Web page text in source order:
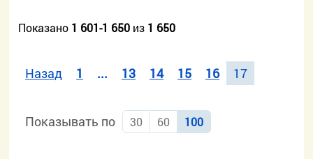
Показано 1 601-1 650 из 1 650
Назад 1 ... 13 14 15 16 17
Показывать по 30 60 100